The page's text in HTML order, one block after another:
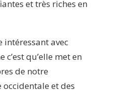
et très riches en
intéressant avec
c’est qu’elle met en
de notre
et des